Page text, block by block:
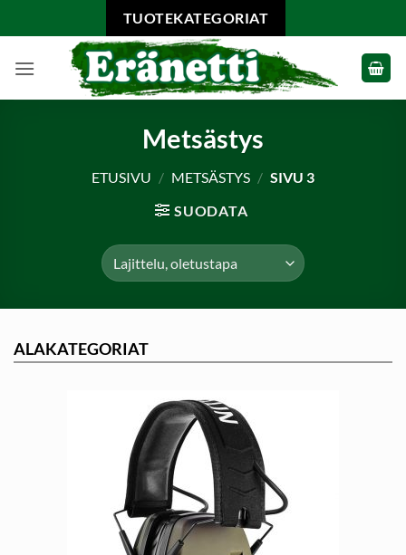
to
TUOTEKATEGORIAT
Metsästys
ETUSIVU / METSÄSTYS / SIVU 3
SUODATA
ALAKATEGORIAT